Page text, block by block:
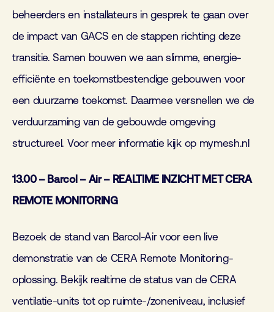
beheerders en installateurs in gesprek te gaan over
de impact van GACS en de stappen richting deze
transitie. Samen bouwen we aan slimme, energie-
efficiënte en toekomstbestendige gebouwen voor
een duurzame toekomst. Daarmee versnellen we de
verduurzaming van de gebouwde omgeving
structureel. Voor meer informatie kijk op mymesh.nl
13.00 – Barcol – Air – REALTIME INZICHT MET CERA
REMOTE MONITORING
Bezoek de stand van Barcol-Air voor een live
demonstratie van de CERA Remote Monitoring-
oplossing. Bekijk realtime de status van de CERA
ventilatie-units tot op ruimte-/zoneniveau, inclusief